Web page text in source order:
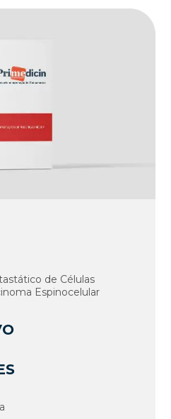
de Células
Espinocelular